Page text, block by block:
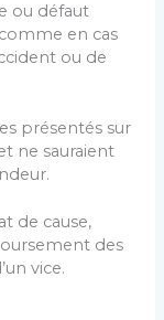
ou défaut
en cas
ou de
présentés sur
ne sauraient
de cause,
des
vice.